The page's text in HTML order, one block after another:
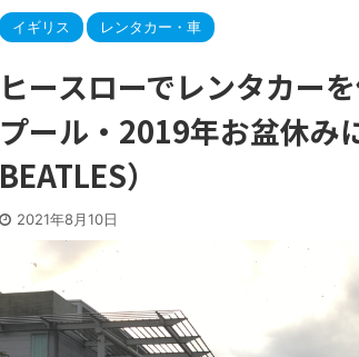
イギリス レンタカー・車
ヒースローでレンタカー
プール・2019年お盆休み
BEATLES）
2021年8月10日